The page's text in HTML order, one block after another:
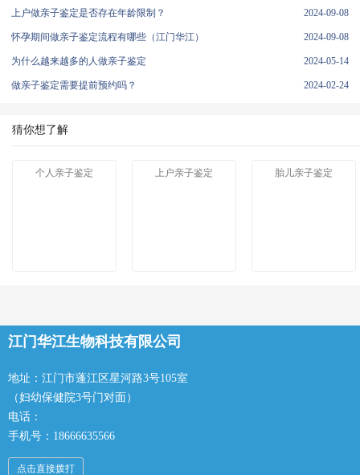
上户做亲子鉴定是否存在年龄限制？ 2024-09-08
怀孕期间做亲子鉴定流程有哪些（江门华江） 2024-09-08
为什么越来越多的人做亲子鉴定 2024-05-14
做亲子鉴定需要提前预约吗？ 2024-02-24
猜你想了解
个人亲子鉴定 上户亲子鉴定 胎儿亲子鉴定
江门华江生物科技有限公司
地址：江门市蓬江区星河路3号105室
（妇幼保健院3号门对面）
电话：
手机号：18666635566
点击直接拨打